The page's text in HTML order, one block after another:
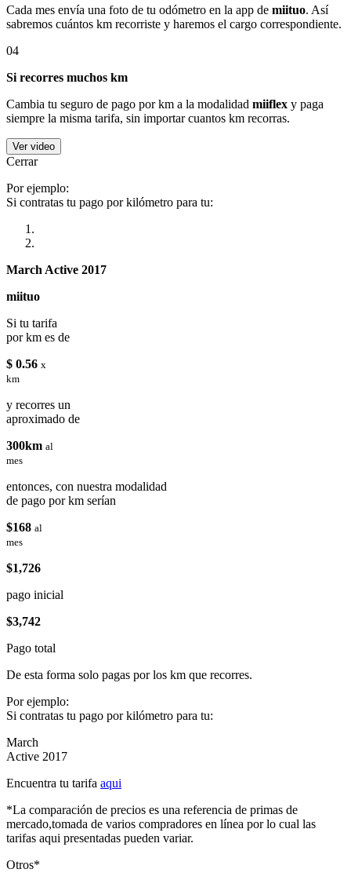
Cada mes envía una foto de tu odómetro en la app de miituo. Así
sabremos cuántos km recorriste y haremos el cargo correspondiente.
04
Si recorres muchos km
Cambia tu seguro de pago por km a la modalidad miiflex y paga
siempre la misma tarifa, sin importar cuantos km recorras.
Ver video
Cerrar
Por ejemplo:
Si contratas tu pago por kilómetro para tu:
March Active 2017
miituo
Si tu tarifa
por km es de
$ 0.56 x
km
y recorres un
aproximado de
300km al
mes
entonces, con nuestra modalidad
de pago por km serían
$168 al
mes
$1,726
pago inicial
$3,742
Pago total
De esta forma solo pagas por los km que recorres.
Por ejemplo:
Si contratas tu pago por kilómetro para tu:
March
Active 2017
Encuentra tu tarifa aqui
*La comparación de precios es una referencia de primas de
mercado,tomada de varios compradores en línea por lo cual las
tarifas aqui presentadas pueden variar.
Otros*